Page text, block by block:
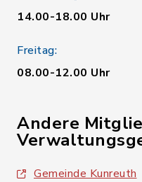
14.00-18.00 Uhr
Freitag:
08.00-12.00 Uhr
Andere
Gemeinde Kunreuth